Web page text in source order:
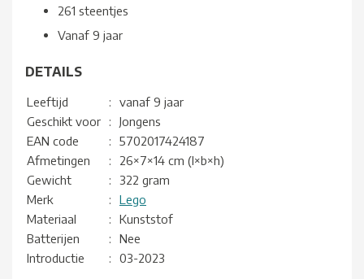
261 steentjes
Vanaf 9 jaar
DETAILS
Leeftijd :
vanaf 9 jaar
Geschikt voor
:
Jongens
EAN code
:
5702017424187
Afmetingen
:
26×7×14 cm (l×b×h)
Gewicht
:
322 gram
Merk
:
Lego
Materiaal
:
Kunststof
Batterijen
:
Nee
Introductie
: 03-2023